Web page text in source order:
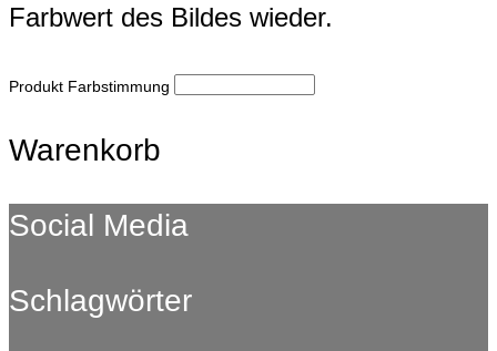
Farbwert des Bildes wieder.
Produkt Farbstimmung
Warenkorb
Social Media
Schlagwörter